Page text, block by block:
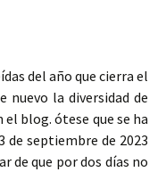
del año que cierra el
nuevo la diversidad de
blog. ótese que se ha
de septiembre de 2023
de que por dos días no